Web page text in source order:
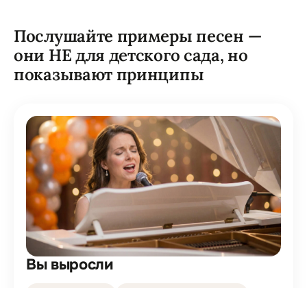
Послушайте примеры песен —
они НЕ для детского сада, но
показывают принципы
Вы выросли